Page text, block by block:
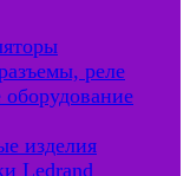
реле
изделия
Ledrand